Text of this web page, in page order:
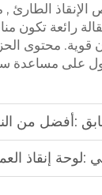
الإنقاذ الطارئ ,
على مساعدة
:أفضل من
:لوحة إنقاذ